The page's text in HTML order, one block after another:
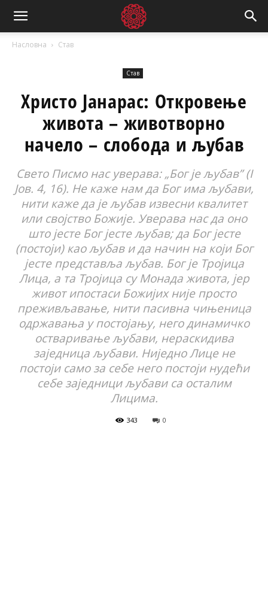
Насловна Став
Став
Христо Јанарас: Откровење
живота – животворно
начело – слобода и љубав
Свето Писмо нас уверава: „Бог је љубав” (I
Јов. 4, 16). Не каже нам да Бог има љубави,
нити каже да је љубав извесни квалитет
или својство Божије. Уверава нас да оно
што јесте Бог јесте љубав; да Бог јесте
(постоји) као љубав и да начин на који Бог
јесте представља љубав. Бог је Тројица
Лица, а та Тројица су Монада живота, јер
живот ипостаси Божијих није просто
преживљавање, нити пасивна чињеница
одржавања у постојању, него динамичко
остваривање љубави, нераскидива
заједница љубави. Ниједно Лице не
постоји само за себе него постоји нудећи
себе заједници љубави са осталим
Лицима.
343 0